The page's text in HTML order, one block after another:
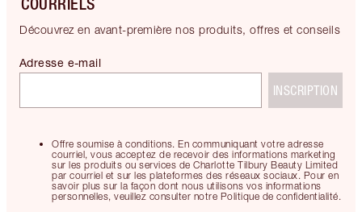
Découvrez en avant-première nos produits, offres et conseils
Offre soumise à conditions. En communiquant votre adresse
courriel, vous acceptez de recevoir des informations marketing
sur les produits ou services de Charlotte Tilbury Beauty Limited
par courriel et sur les plateformes des réseaux sociaux. Pour en
savoir plus sur la façon dont nous utilisons vos informations
personnelles, veuillez consulter notre Politique de confidentialité.
Adresse e-mail
INSCRIPTION